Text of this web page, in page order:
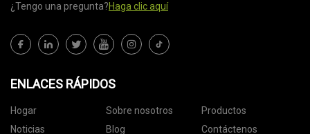
¿Tengo una pregunta?Haga clic aquí
ENLACES RÁPIDOS
Hogar Sobre nosotros
Productos
Noticias
Blog Contáctenos